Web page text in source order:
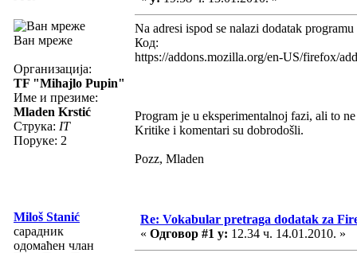
Ван мреже
Организација:
TF "Mihajlo Pupin"
Име и презиме:
Mladen Krstić
Струка: IT
Поруке: 2
Na adresi ispod se nalazi dodatak
Код:
https://addons.mozilla.org/en-US/firefox/
Program je u eksperimentalnoj fazi, ali to
Kritike i komentari su dobrodošli.
Pozz, Mladen
Miloš Stanić
сарадник
одомаћен члан
Re: Vokabular pretraga dodatak za
« Одговор #1 у: 12.34 ч. 14.01.2010. »